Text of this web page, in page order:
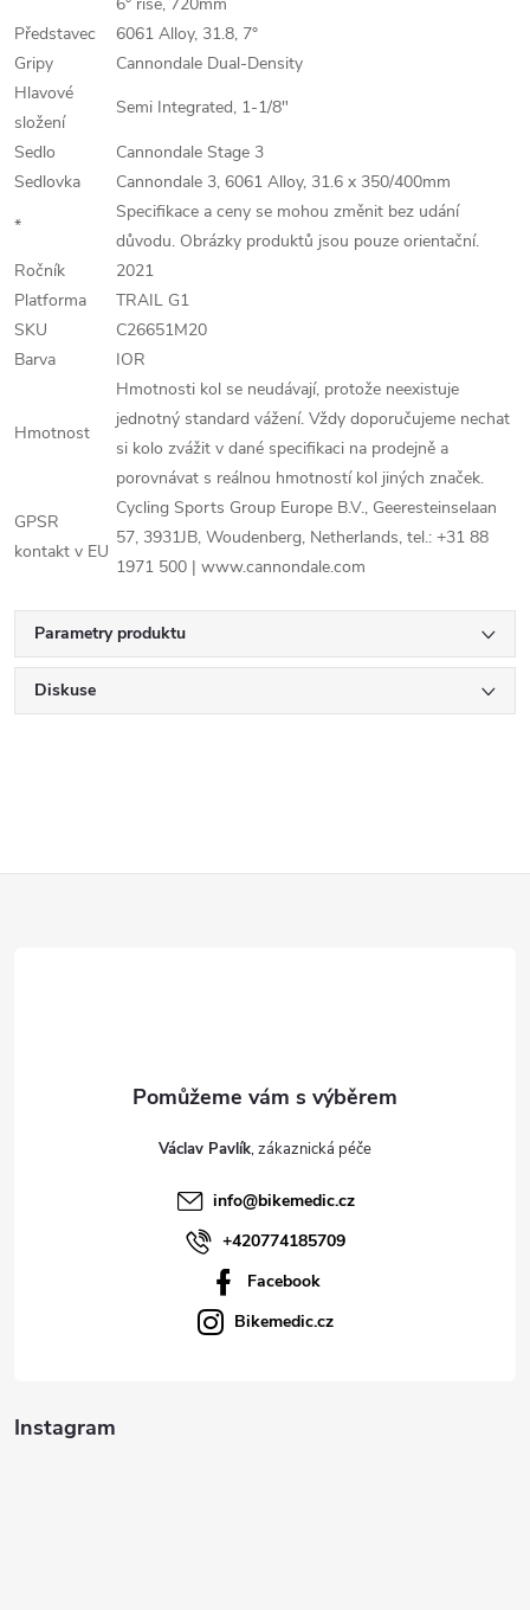
Představec
6061 Alloy, 31.8, 7°
Gripy
Cannondale Dual-Density
Hlavové
složení
Semi Integrated, 1-1/8"
Sedlo
Cannondale Stage 3
Sedlovka
Cannondale 3, 6061 Alloy, 31.6 x 350/400mm
*
Specifikace a ceny se mohou změnit bez udání
důvodu. Obrázky produktů jsou pouze orientační.
Ročník
2021
Platforma
TRAIL G1
SKU
C26651M20
Barva
IOR
Hmotnost
Hmotnosti kol se neudávají, protože neexistuje
jednotný standard vážení. Vždy doporučujeme nechat
si kolo zvážit v dané specifikaci na prodejně a
porovnávat s reálnou hmotností kol jiných značek.
GPSR
kontakt v EU
Cycling Sports Group Europe B.V., Geeresteinselaan
57, 3931JB, Woudenberg, Netherlands, tel.: +31 88
1971 500 | www.cannondale.com
Parametry produktu
Diskuse
Václav Pavlík
info@bikemedic.cz
+420774185709
Facebook
Bikemedic.cz
Instagram